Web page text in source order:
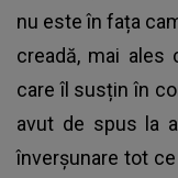
nu este în fața
creadă, mai ales
care îl susțin în
avut de spus la
înverșunare tot